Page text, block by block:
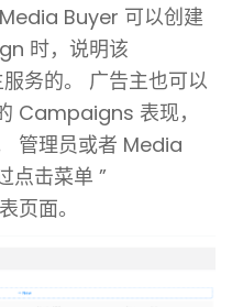
Buyer 可以创建
时，说明该
务的。
广告主也可以
Campaigns 表现，
管理员或者 Media
点击菜单 ”
页面。